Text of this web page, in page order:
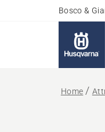
Bosco &
Home